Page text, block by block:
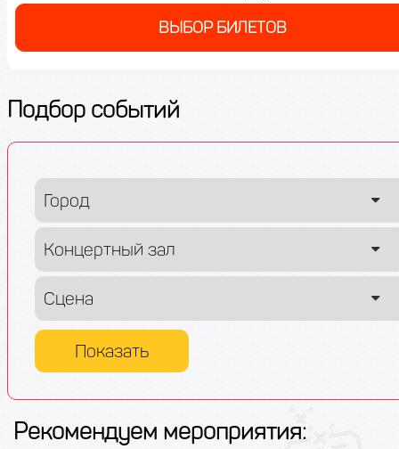
ВЫБОР БИЛЕТОВ
Подбор событий
Показать
Рекомендуем мероприятия: